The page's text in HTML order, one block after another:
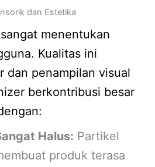
dan Estetika
menentukan
Kualitas ini
dan penampilan visual
berkontribusi besar
Halus: Partikel
produk terasa